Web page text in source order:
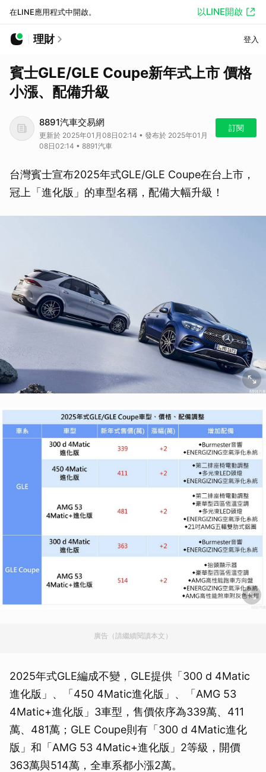
在LINE應用程式中開啟。 以LINE開啟
理財 登入
賓士GLE/GLE Coupe新年式上市 價格
小漲、配備升級
8891汽車交易網
更新於 2025年01月08日02:14 • 發布於 2025年01月
08日02:14 • 8891汽車
訂閱
台灣賓士宣布2025年式GLE/GLE Coupe在台上市，
冠上「進化版」的車型名稱，配備大幅升級！
廣告（請繼續閱讀本文）
2025年式GLE編成不變，GLE提供「300 d 4Matic
進化版」、「450 4Matic進化版」、「AMG 53
4Matic+進化版」3車型，售價依序為339萬、411
萬、481萬；GLE Coupe則有「300 d 4Matic進化
版」和「AMG 53 4Matic+進化版」2等級，開價
363萬與514萬，全車系都小漲2萬。